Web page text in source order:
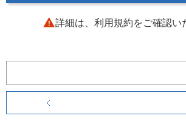
詳細は、利用規約をご確認い